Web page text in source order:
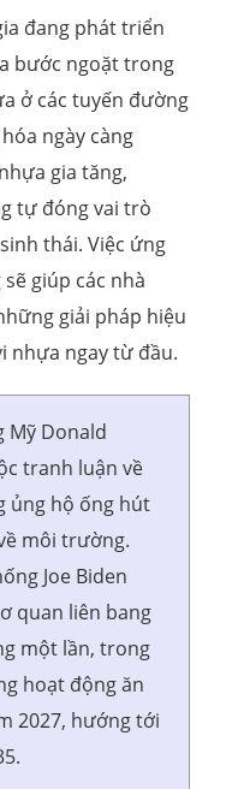
đang phát triển
bước ngoặt trong
ở các tuyến đường
ngày càng
gia tăng,
tự đóng vai trò
thái. Việc ứng
giúp các nhà
giải pháp hiệu
nhựa ngay từ đầu.
Mỹ Donald
tranh luận về
ủng hộ ống hút
môi trường.
Joe Biden
quan liên bang
một lần, trong
hoạt động ăn
2027, hướng tới